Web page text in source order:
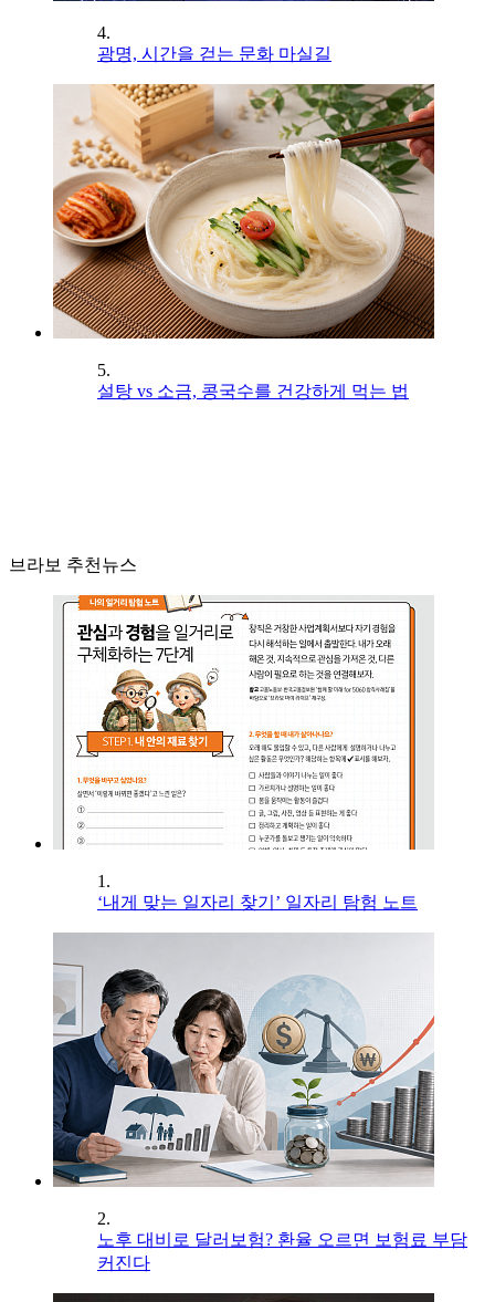
4.
광명, 시간을 걷는 문화 마실길
5.
설탕 vs 소금, 콩국수를 건강하게 먹는 법
브라보 추천뉴스
1.
‘내게 맞는 일자리 찾기’ 일자리 탐험 노트
2.
노후 대비로 달러보험? 환율 오르면 보험료 부담
커진다